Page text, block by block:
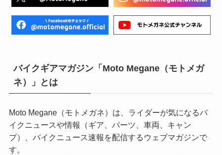
バイクギアマガジン「Moto Megane（モトメガ
ネ）」とは
Moto Megane（モトメガネ）は、ライダーが気になるバ
イクニュースや情報（ギア、パーツ、車両、キャン
プ）、バイクニュース速報を配信するウェブマガジンで
す。